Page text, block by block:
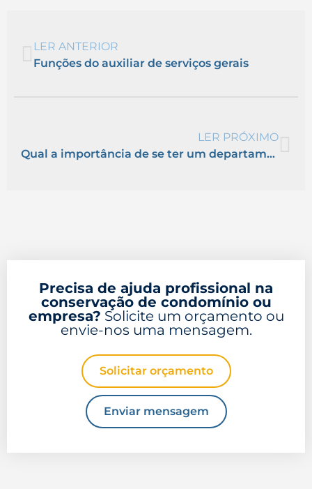
LER ANTERIOR
Funções do auxiliar de serviços gerais
LER PRÓXIMO
Qual a importância de se ter um departamento pessoal profissional?
Precisa de ajuda profissional na
conservação de condomínio ou
empresa? Solicite um orçamento ou
envie-nos uma mensagem.
Solicitar orçamento
Enviar mensagem